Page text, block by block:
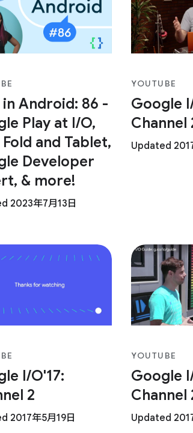
Android: 86 -
Play at I/O,
Fold and Tablet,
Developer
& more!
2023年7月13日
YOUTUBE
Google
Channel
Updated
I/O'17:
2
2017年5月19日
YOUTUBE
Google
Channel
Updated